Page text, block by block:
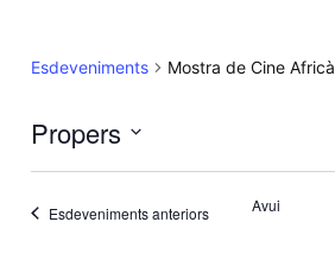
Esdeveniments Mostra de Cine Africà
Propers
Select
date.
Esdeveniments anteriors Avui